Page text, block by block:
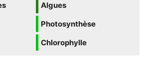
Algues
Photosynthèse
Chlorophylle